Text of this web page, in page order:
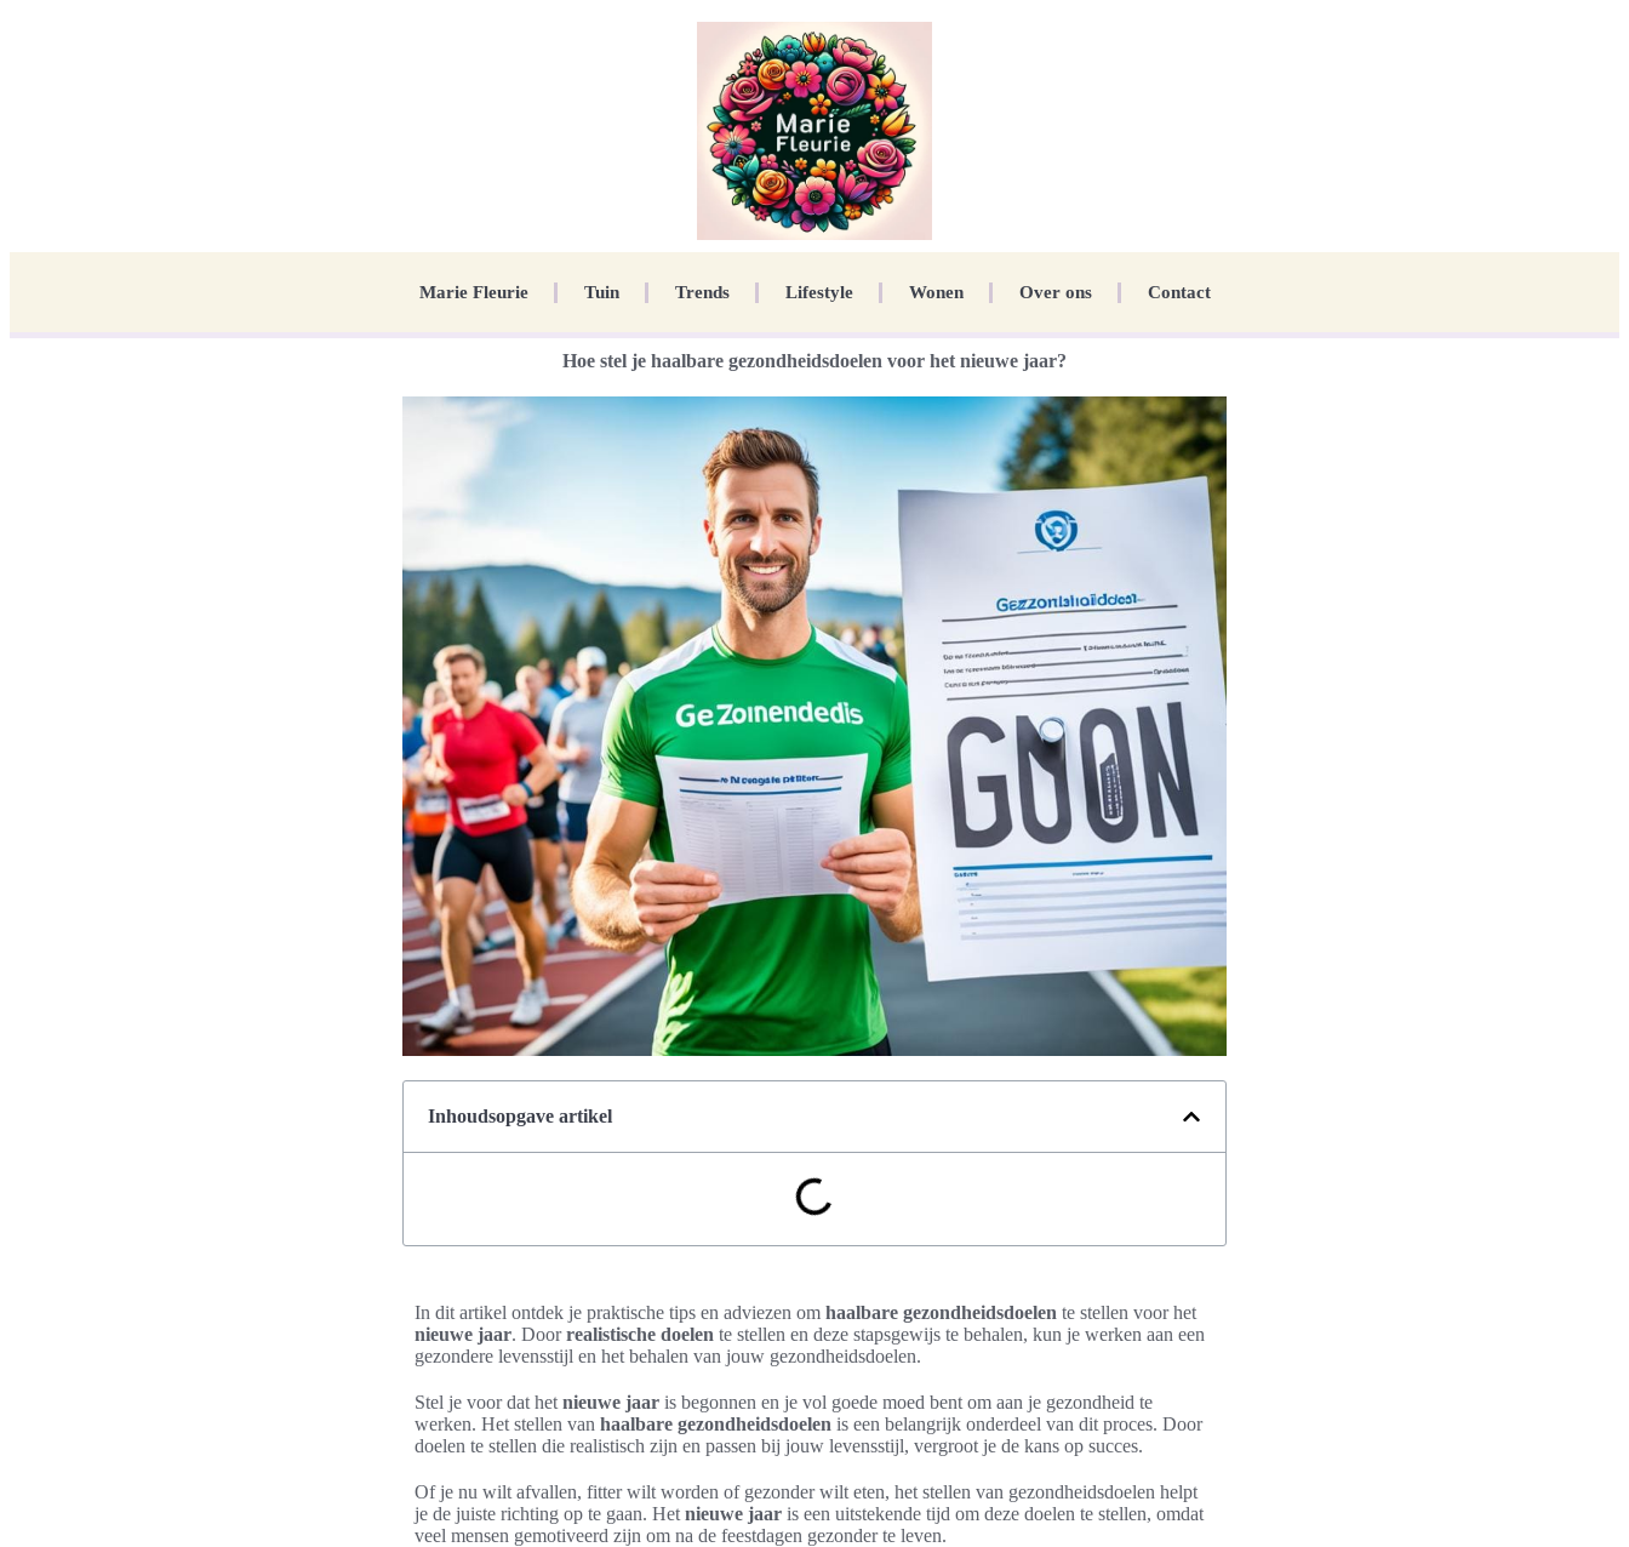
Marie Fleurie Tuin Trends Lifestyle Wonen Over ons Contact
Hoe stel je haalbare gezondheidsdoelen voor het nieuwe jaar?
Inhoudsopgave artikel
In dit artikel ontdek je praktische tips en adviezen om haalbare gezondheidsdoelen te stellen voor het
nieuwe jaar. Doorrealistische doelen te stellen en deze stapsgewijs te behalen, kun je werken aan een
gezondere levensstijl en het behalen van jouw gezondheidsdoelen.
Stel je voor dat het nieuwe jaar is begonnen en je vol goede moed bent om aan je gezondheid te
werken. Het stellen van haalbare gezondheidsdoelen is een belangrijk onderdeel van dit proces. Door
doelen te stellen die realistisch zijn en passen bij jouw levensstijl, vergroot je de kans op succes.
Of je nu wilt afvallen, fitter wilt worden of gezonder wilt eten, het stellen van gezondheidsdoelen helpt
je de juiste richting op te gaan. Het nieuwe jaar is een uitstekende tijd om deze doelen te stellen, omdat
veel mensen gemotiveerd zijn om na de feestdagen gezonder te leven.